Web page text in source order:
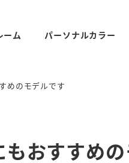
ーム パーソナルカラー
めのモデルです
おすすめ